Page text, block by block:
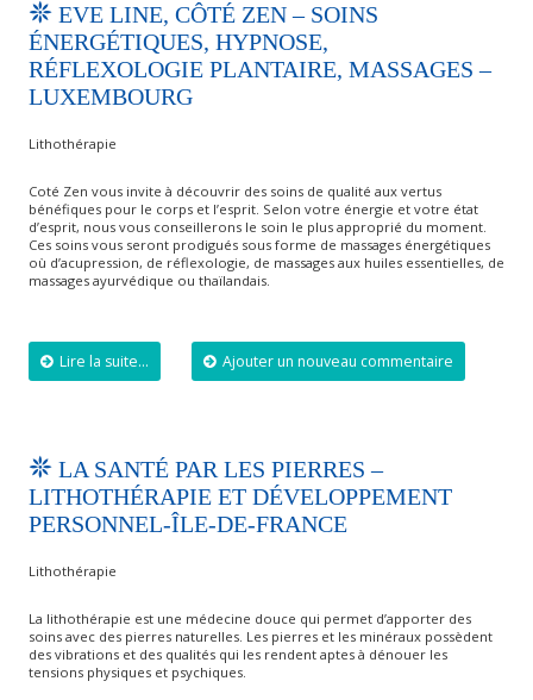
EVE LINE, CÔTÉ ZEN – SOINS
ÉNERGÉTIQUES, HYPNOSE,
RÉFLEXOLOGIE PLANTAIRE, MASSAGES –
LUXEMBOURG
Lithothérapie
Coté Zen vous invite à découvrir des soins de qualité aux vertus
bénéfiques pour le corps et l’esprit. Selon votre énergie et votre état
d’esprit, nous vous conseillerons le soin le plus approprié du moment.
Ces soins vous seront prodigués sous forme de massages énergétiques
où d’acupression, de réflexologie, de massages aux huiles essentielles, de
massages ayurvédique ou thaïlandais.
Lire la suite... Ajouter un nouveau commentaire
LA SANTÉ PAR LES PIERRES –
LITHOTHÉRAPIE ET DÉVELOPPEMENT
PERSONNEL-ÎLE-DE-FRANCE
Lithothérapie
La lithothérapie est une médecine douce qui permet d’apporter des
soins avec des pierres naturelles. Les pierres et les minéraux possèdent
des vibrations et des qualités qui les rendent aptes à dénouer les
tensions physiques et psychiques.